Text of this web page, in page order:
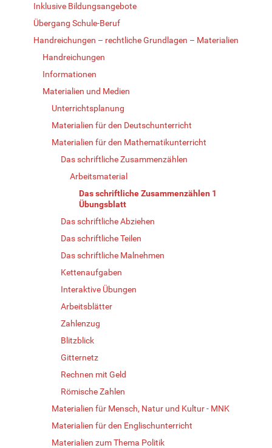
Inklusive Bildungsangebote
Übergang Schule-Beruf
Handreichungen – rechtliche Grundlagen – Materialien
Handreichungen
Informationen
Materialien und Medien
Unterrichtsplanung
Materialien für den Deutschunterricht
Materialien für den Mathematikunterricht
Das schriftliche Zusammenzählen
Arbeitsmaterial
Das schriftliche Zusammenzählen 1
Übungsblatt
Das schriftliche Abziehen
Das schriftliche Teilen
Das schriftliche Malnehmen
Kettenaufgaben
Interaktive Übungen
Arbeitsblätter
Zahlenzug
Blitzblick
Gitternetz
Rechnen mit Geld
Römische Zahlen
Materialien für Mensch, Natur und Kultur - MNK
Materialien für den Englischunterricht
Materialien zum Thema Politik